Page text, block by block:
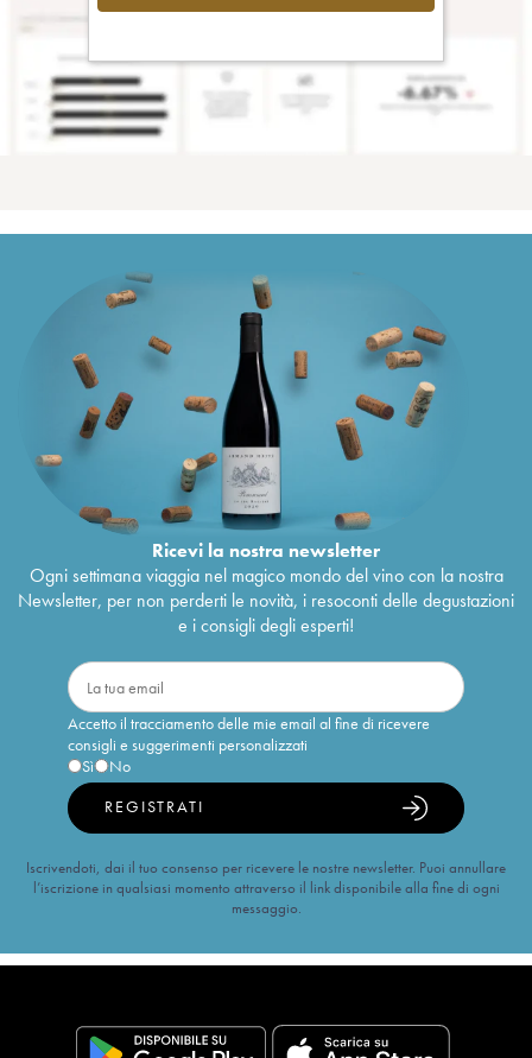
Ricevi la nostra newsletter
Ogni settimana viaggia nel magico mondo del vino con la nostra
Newsletter, per non perderti le novità, i resoconti delle degustazioni
e i consigli degli esperti!
Accetto il tracciamento delle mie email al fine di ricevere
consigli e suggerimenti personalizzati
Sì
No
REGISTRATI
Iscrivendoti, dai il tuo consenso per ricevere le nostre newsletter. Puoi annullare
l’iscrizione in qualsiasi momento attraverso il link disponibile alla fine di ogni
messaggio.